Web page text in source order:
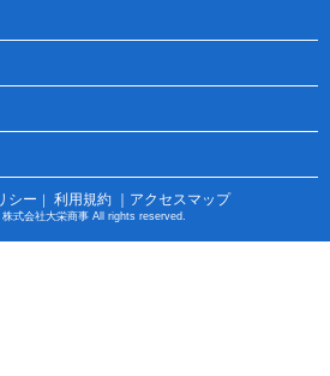
シー ｜ 利用規約 ｜アクセスマップ
式会社大栄商事 All rights reserved.